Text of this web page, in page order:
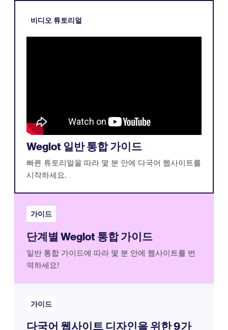
비디오 튜토리얼
Weglot 일반 통합 가이드
빠른 튜토리얼을 따라 몇 분 안에 다국어 웹사이트를
시작하세요.
가이드
단계별 Weglot 통합 가이드
일반 통합 가이드에 따라 몇 분 안에 웹사이트를 번
역하세요!
가이드
다국어 웹사이트 디자인을 위한 9가